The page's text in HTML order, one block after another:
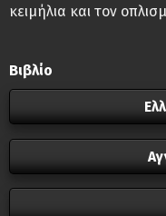
κειμήλια και τον
Βιβλίο